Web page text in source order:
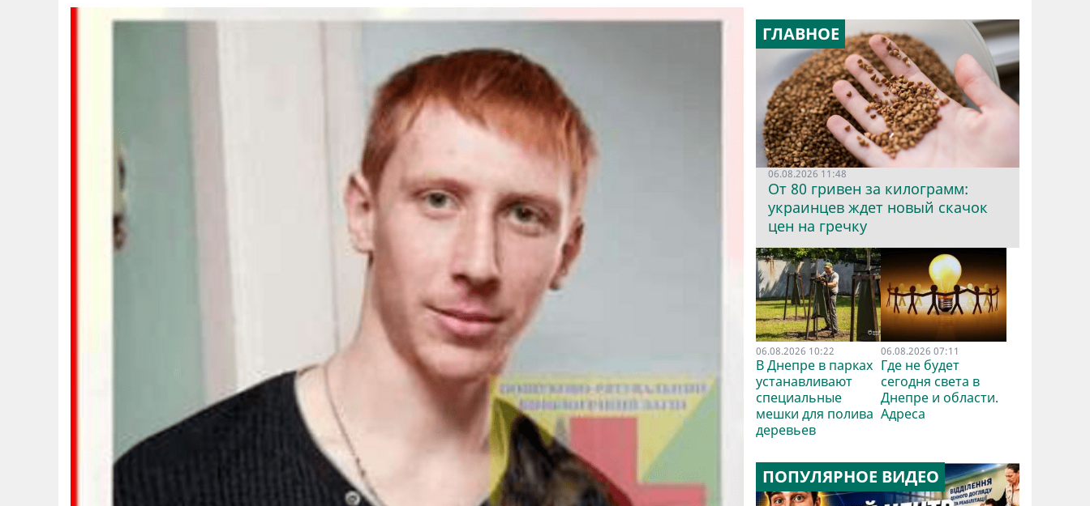
ГЛАВНОЕ
06.08.2026 11:48
От 80 гривен за килограмм:
украинцев ждет новый скачок
цен на гречку
06.08.2026 10:22
В Днепре в парках
устанавливают
специальные
мешки для полива
деревьев
06.08.2026 07:11
Где не будет
сегодня света в
Днепре и области.
Адреса
ПОПУЛЯРНОЕ ВИДЕО